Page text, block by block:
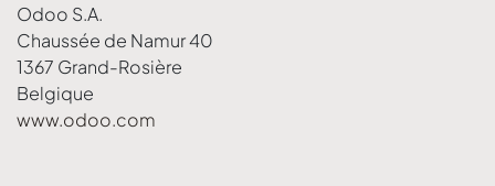
Odoo S.A.
Chaussée de Namur 40
1367 Grand-Rosière
Belgique
www.odoo.com